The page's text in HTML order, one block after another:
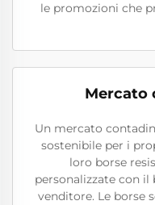
le promozioni che
Mercato
Un mercato
sostenibile per i
loro borse
personalizzate con
venditore. Le borse